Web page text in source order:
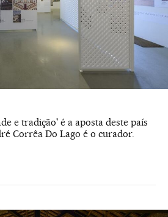
e tradição' é a aposta deste país
Corrêa Do Lago é o curador.